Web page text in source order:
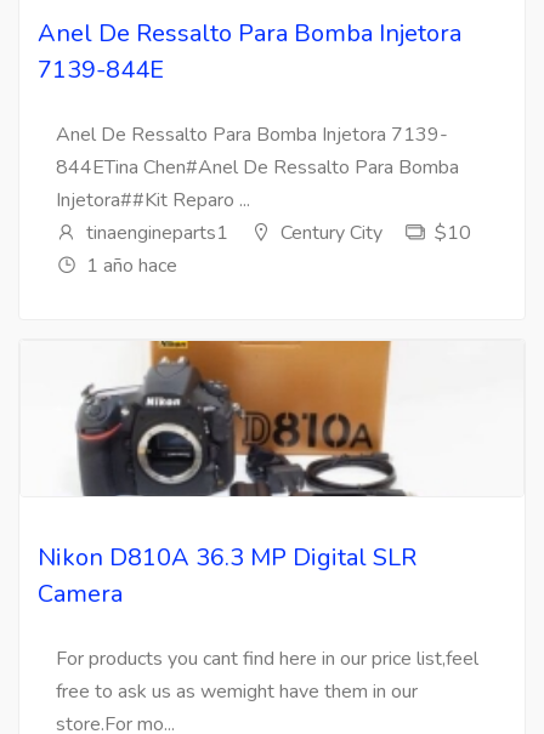
Anel De Ressalto Para Bomba Injetora
7139-844E
Anel De Ressalto Para Bomba Injetora 7139-
844ETina Chen#Anel De Ressalto Para Bomba
Injetora##Kit Reparo ...
tinaengineparts1
Century City
$10
1 año hace
Nikon D810A 36.3 MP Digital SLR
Camera
For products you cant find here in our price list,feel
free to ask us as wemight have them in our
store.For mo...